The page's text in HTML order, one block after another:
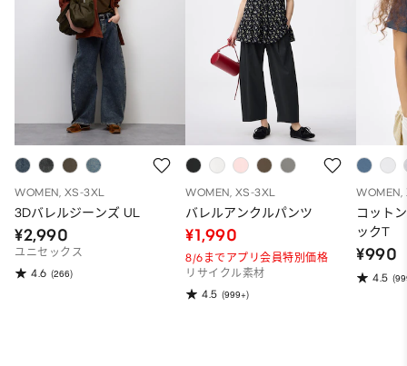
WOMEN, XS-3XL
3Dバレルジーンズ UL
¥2,990
ユニセックス
4.6 (266)
WOMEN, XS-3XL
バレルアンクルパンツ
¥1,990
8/6までアプリ会員特別価格
リサイクル素材
4.5 (999+)
WOMEN,
コット
ックT
¥990
4.5